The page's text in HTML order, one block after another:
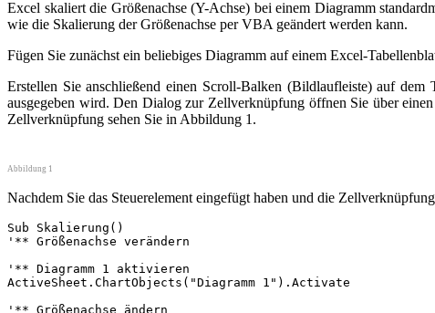
Excel skaliert die Größenachse (Y-Achse) bei einem Diagramm
wie die Skalierung der Größenachse per VBA geändert werden kann.
Fügen Sie zunächst ein beliebiges Diagramm auf einem Excel-
Erstellen Sie anschließend einen Scroll-Balken (Bildlaufleiste) auf dem
ausgegeben wird. Den Dialog zur Zellverknüpfung öffnen Sie über
Zellverknüpfung sehen Sie in Abbildung 1.
Abbildung 1
Nachdem Sie das Steuerelement eingefügt haben und die
Sub Skalierung()
'** Größenachse verändern
'** Diagramm 1 aktivieren
ActiveSheet.ChartObjects("Diagramm 1").Activate
'** Größenachse ändern